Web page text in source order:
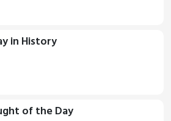
in History
of the Day